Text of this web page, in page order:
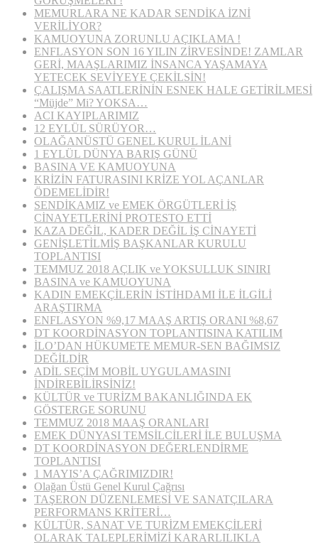
MEMURLARA NE KADAR SENDİKA İZNİ
VERİLİYOR?
KAMUOYUNA ZORUNLU AÇIKLAMA !
ENFLASYON SON 16 YILIN ZİRVESİNDE! ZAMLAR
GERİ, MAAŞLARIMIZ İNSANCA YAŞAMAYA
YETECEK SEVİYEYE ÇEKİLSİN!
ÇALIŞMA SAATLERİNİN ESNEK HALE GETİRİLMESİ
“Müjde” Mi? YOKSA…
ACI KAYIPLARIMIZ
12 EYLÜL SÜRÜYOR…
OLAĞANÜSTÜ GENEL KURUL İLANİ
1 EYLÜL DÜNYA BARIŞ GÜNÜ
BASINA VE KAMUOYUNA
KRİZİN FATURASINI KRİZE YOL AÇANLAR
ÖDEMELİDİR!
SENDİKAMIZ ve EMEK ÖRGÜTLERİ İŞ
CİNAYETLERİNİ PROTESTO ETTİ
KAZA DEĞİL, KADER DEĞİL İŞ CİNAYETİ
GENİŞLETİLMİŞ BAŞKANLAR KURULU
TOPLANTISI
TEMMUZ 2018 AÇLIK ve YOKSULLUK SINIRI
BASINA ve KAMUOYUNA
KADIN EMEKÇİLERİN İSTİHDAMI İLE İLGİLİ
ARAŞTIRMA
ENFLASYON %9,17 MAAŞ ARTIŞ ORANI %8,67
DT KOORDİNASYON TOPLANTISINA KATILIM
İLO’DAN HÜKUMETE MEMUR-SEN BAĞIMSIZ
DEĞİLDİR
ADİL SEÇİM MOBİL UYGULAMASINI
İNDİREBİLİRSİNİZ!
KÜLTÜR ve TURİZM BAKANLIĞINDA EK
GÖSTERGE SORUNU
TEMMUZ 2018 MAAŞ ORANLARI
EMEK DÜNYASI TEMSİLCİLERİ İLE BULUŞMA
DT KOORDİNASYON DEĞERLENDİRME
TOPLANTISI
1 MAYIS’A ÇAĞRIMIZDIR!
Olağan Üstü Genel Kurul Çağrısı
TAŞERON DÜZENLEMESİ VE SANATÇILARA
PERFORMANS KRİTERİ…
KÜLTÜR, SANAT VE TURİZM EMEKÇİLERİ
OLARAK TALEPLERİMİZİ KARARLILIKLA